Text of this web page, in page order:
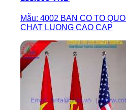
Mẫu: 4002 BAN CO TO
CHAT LUONG CAO CAP